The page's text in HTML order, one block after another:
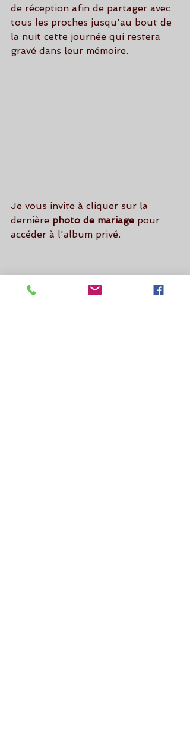
de réception afin de partager avec
tous les proches jusqu'au bout de
la nuit cette journée qui restera
gravé dans leur mémoire.
Je vous invite à cliquer sur la
dernière photo de mariage pour
accéder à l'album privé.